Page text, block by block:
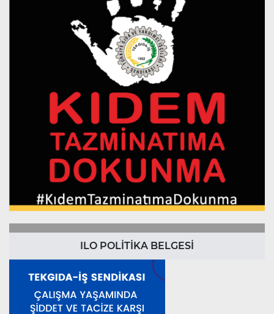
ILO POLİTİKA BELGESİ